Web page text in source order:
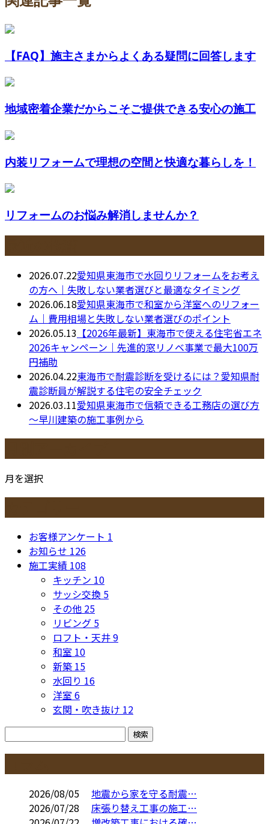
【FAQ】施主さまからよくある疑問に回答します
地域密着企業だからこそご提供できる安心の施工
内装リフォームで理想の空間と快適な暮らしを！
リフォームのお悩み解消しませんか？
2026.07.22愛知県東海市で水回りリフォームをお考え
の方へ｜失敗しない業者選びと最適なタイミング
2026.06.18愛知県東海市で和室から洋室へのリフォー
ム｜費用相場と失敗しない業者選びのポイント
2026.05.13 【2026年最新】東海市で使える住宅省エネ
2026キャンペーン｜先進的窓リノベ事業で最大100万
円補助
2026.04.22東海市で耐震診断を受けるには？愛知県耐
震診断員が解説する住宅の安全チェック
2026.03.11愛知県東海市で信頼できる工務店の選び方
～早川建築の施工事例から
月を選択
お客様アンケート 1
お知らせ 126
施工実績 108
キッチン 10
サッシ交換 5
その他 25
リビング 5
ロフト・天井9
和室 10
新築 15
水回り 16
洋室 6
玄関・吹き抜け 12
2026/08/05
地震から家を守る耐震…
2026/07/28
床張り替え工事の施工…